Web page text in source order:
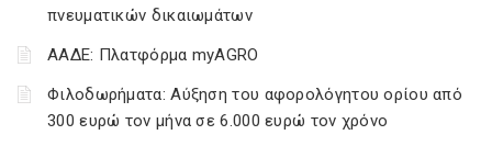
πνευματικών δικαιωμάτων
ΑΑΔΕ: Πλατφόρμα myAGRO
Φιλοδωρήματα: Αύξηση του αφορολόγητου ορίου από
300 ευρώ τον μήνα σε 6.000 ευρώ τον χρόνο